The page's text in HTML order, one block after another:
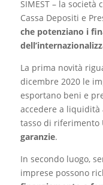
SIMEST – la società
Cassa Depositi e
che potenziano i
La prima novità
dicembre 2020 le
esportano beni e
accedere a liquidità
tasso di riferimento
garanzie.
In secondo luogo,
imprese possono